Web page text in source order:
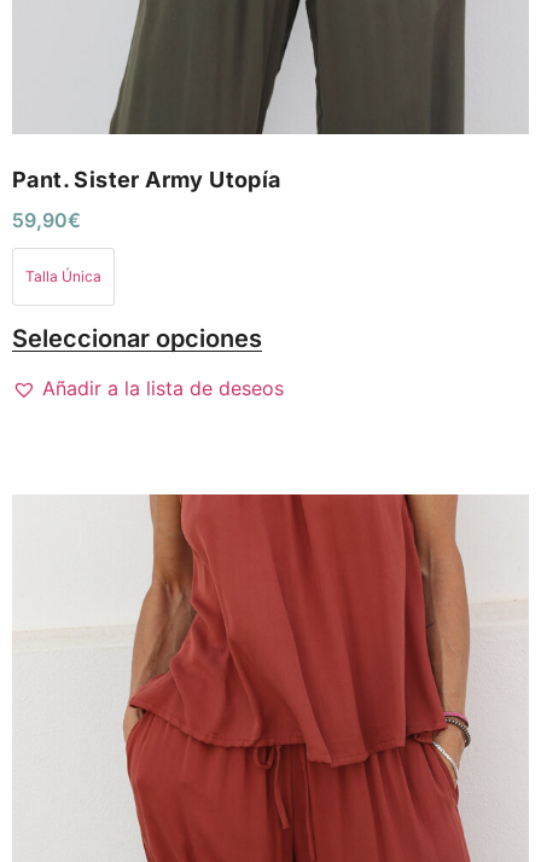
Pant. Sister Army Utopía
59,90€
Talla Única
Seleccionar opciones
Añadir a la lista de deseos